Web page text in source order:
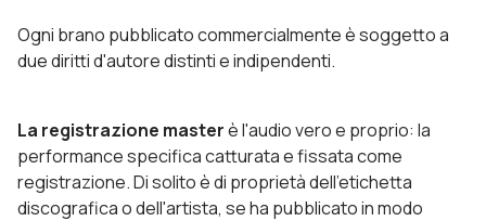
Ogni brano pubblicato commercialmente è soggetto a
due diritti d'autore distinti e indipendenti.
La registrazione masterè l'audio vero e proprio: la
performance specifica catturata e fissata come
registrazione. Di solito è di proprietà dell'etichetta
discografica o dell'artista, se ha pubblicato in modo